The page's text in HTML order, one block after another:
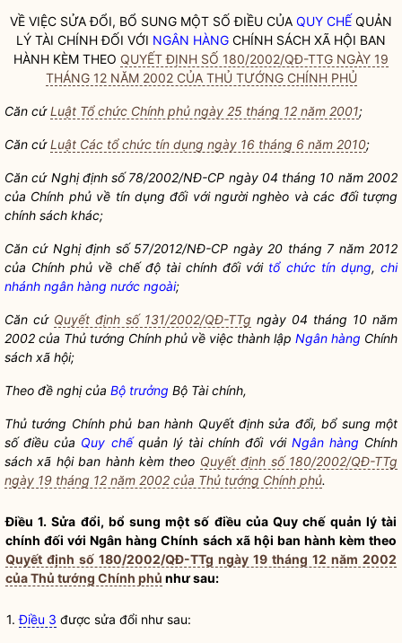
VỀ VIỆC SỬA ĐỔI, BỔ SUNG MỘT SỐ ĐIỀU CỦA QUY CHẾ QUẢN
LÝ TÀI CHÍNH ĐỐI VỚI NGÂN HÀNG CHÍNH SÁCH XÃ HỘI BAN
HÀNH KÈM THEO QUYẾT ĐỊNH SỐ 180/2002/QĐ-TTG NGÀY 19
THÁNG 12 NĂM 2002 CỦA THỦ TƯỚNG CHÍNH PHỦ
Căn cứLuật Tổ chức Chính phủ ngày 25 tháng 12 năm 2001;
Căn cứLuật Các tổ chức tín dụng ngày 16 tháng 6 năm 2010;
Căn cứ Nghị định số 78/2002/NĐ-CP ngày 04 tháng 10 năm 2002
của Chính phủ về tín dụng đối với người nghèo và các đối tượng
chính sách khác;
Căn cứ Nghị định số 57/2012/NĐ-CP ngày 20 tháng 7 năm 2012
của Chính phủ về chế độ tài chính đối với tổ chức tín dụng,chi
nhánh ngân hàng nước ngoài;
Căn cứ Quyết định số 131/2002/QĐ-TTg ngày 04 tháng 10 năm
2002 của Thủ tướng Chính phủ về việc thành lập Ngân hàng Chính
sách xã hội;
Theo đề nghị của Bộ trưởng Bộ Tài chính,
Thủ tướng Chính phủ ban hành Quyết định sửa đổi, bổ sung một
số điều của Quy chếquản lý tài chính đối với Ngân hàng Chính
sách xã hội ban hành kèm theo Quyết định số 180/2002/QĐ-TTg
ngày 19 tháng 12 năm 2002 của Thủ tướng Chính phủ.
Điều 1. Sửa đổi, bổ sung một số điều củaQuy chếquản lý tài
chính đối vớiNgân hàng Chính sách xã hội ban hành kèm theo
Quyết định số 180/2002/QĐ-TTg ngày 19 tháng 12 năm 2002
của Thủ tướng Chính phủ như sau:
1. Điều 3 được sửa đổi như sau: